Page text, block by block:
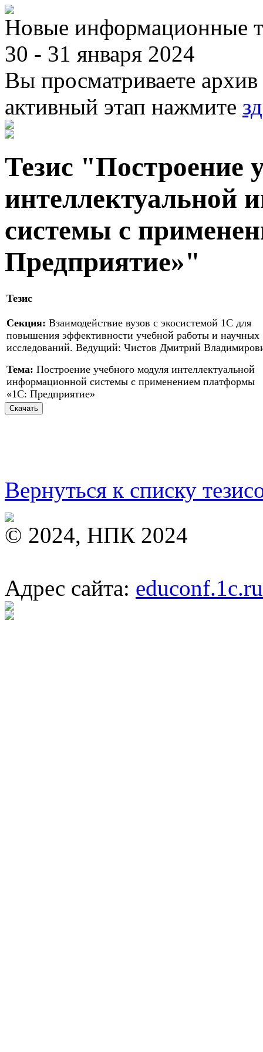
Новые информационные
30 - 31 января 2024
Вы просматриваете
активный этап нажмите
Тезис "Построение
интеллектуальной
системы с
Предприятие»"
Тезис
Секция: Взаимодействие вузов с экосистемой 1С для
повышения эффективности учебной работы и научных
исследований. Ведущий: Чистов Дмитрий
Тема: Построение учебного модуля интеллектуальной
информационной системы с применением платформы
«1С: Предприятие»
Вернуться к списку
© 2024, НПК 2024
Адрес сайта: educonf.1c.ru